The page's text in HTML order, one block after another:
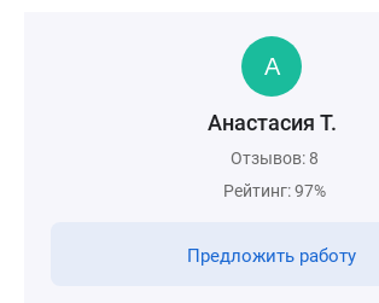
Анастасия Т.
Отзывов: 8
Рейтинг: 97%
Предложить работу